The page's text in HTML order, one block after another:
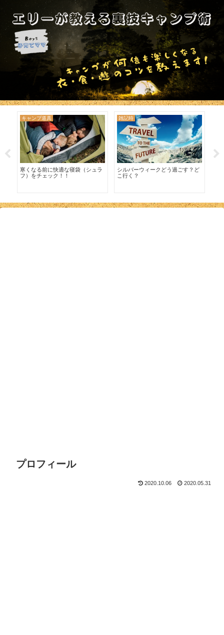
キャンプ道具
寒くなる前に快適な寝袋（シュラ
フ）をチェック！！
雑記時
シルバーウィークどう過ごす？ど
こ行く？
プロフィール
2020.10.06 2020.05.31